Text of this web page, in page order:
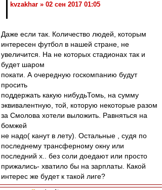
kvzakhar » 02 сен 2017 01:05
Даже если так. Количество людей, которым
интересен футбол в нашей стране, не
увеличится. На не которых стадионах так и
будет шаром
покати. А очередную госкомпанию будут
просить
поддержать какую нибудьТомь, на сумму
эквивалентную, той, которую некоторые разом
за Смолова хотели выложить. Равняться на
бомжей
не надо( канут в лету). Остальные , судя по
последнему трансферному окну или
последний х.. без соли доедают или просто
прижались- хватило бы на зарплаты. Какой
интерес же будет к такой лиге?